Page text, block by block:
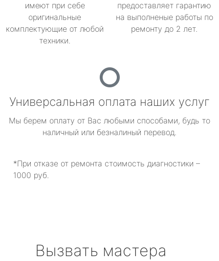
имеют при себе
оригинальные
комплектующие от любой
техники.
предоставляет гарантию
на выполненые работы по
ремонту до 2 лет.
Универсальная оплата наших услуг
Мы берем оплату от Вас любыми способами, будь то
наличный или безналиный перевод.
*При отказе от ремонта стоимость диагностики –
1000 руб.
Вызвать мастера